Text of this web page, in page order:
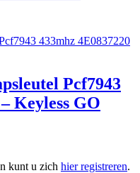
Pcf7943
Keyless GO
kunt u zich hier registreren.